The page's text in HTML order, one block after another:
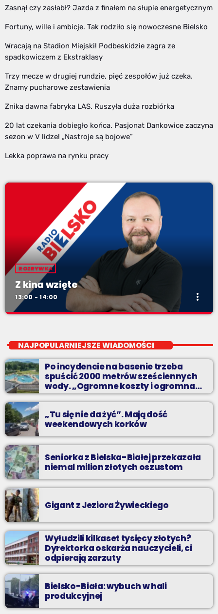
Zasnął czy zasłabł? Jazda z finałem na słupie energetycznym
Fortuny, wille i ambicje. Tak rodziło się nowoczesne Bielsko
Wracają na Stadion Miejski! Podbeskidzie zagra ze
spadkowiczem z Ekstraklasy
Trzy mecze w drugiej rundzie, pięć zespołów już czeka.
Znamy pucharowe zestawienia
Znika dawna fabryka LAS. Ruszyła duża rozbiórka
20 lat czekania dobiegło końca. Pasjonat Dankowice zaczyna
sezon w V lidze! „Nastroje są bojowe”
Lekka poprawa na rynku pracy
ROZRYWKA
Z kina wzięte
13:00 - 14:00 more_vert
Z Kina Wzięte to audycja w której film występuje roli głównej.
NAJPOPULARNIEJSZE WIADOMOŚCI
Po incydencie na basenie trzeba
spuścić 2000 metrów sześciennych
wody. „Ogromne koszty i ogromna
praca”
„Tu się nie da żyć”. Mają dość
weekendowych korków
Seniorka z Bielska-Białej przekazała
niemal milion złotych oszustom
Gigant z Jeziora Żywieckiego
Wyłudzili kilkaset tysięcy złotych?
Dyrektorka oskarża nauczycieli, ci
odpierają zarzuty
Bielsko-Biała: wybuch w hali
produkcyjnej